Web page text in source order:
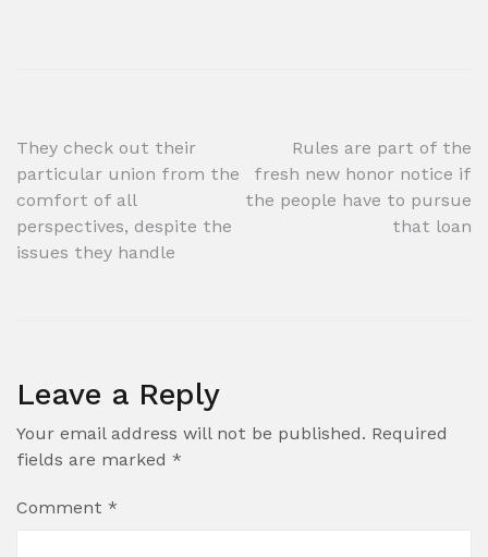
Post
navigation
They check out their
particular union from the
comfort of all
perspectives, despite the
issues they handle
Rules are part of the
fresh new honor notice if
the people have to pursue
that loan
Leave a Reply
Your email address will not be published. Required
fields are marked *
Comment *